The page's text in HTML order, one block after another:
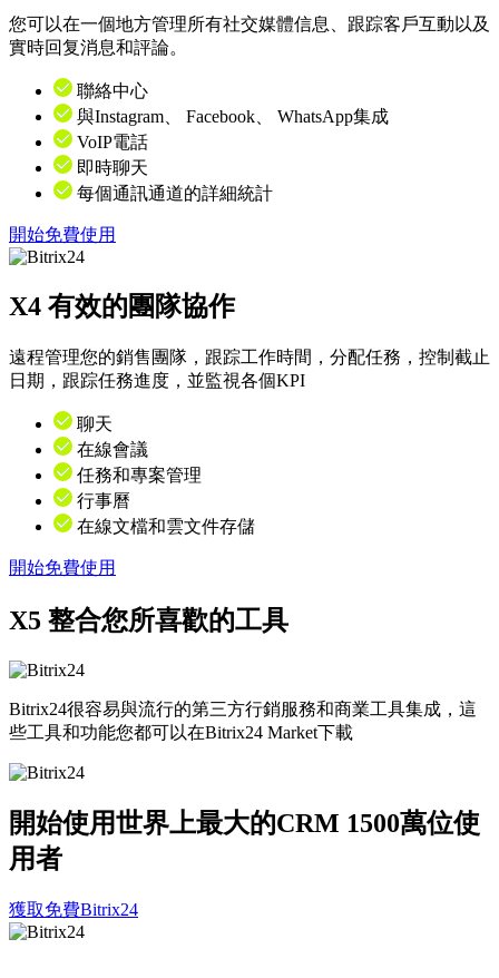
您可以在一個地方管理所有社交媒體信息、跟踪客戶互動以及
實時回复消息和評論。
聯絡中心
與Instagram、 Facebook、 WhatsApp集成
VoIP電話
即時聊天
每個通訊通道的詳細統計
開始免費使用
X4 有效的團隊協作
遠程管理您的銷售團隊，跟踪工作時間，分配任務，控制截止
日期，跟踪任務進度，並監視各個KPI
聊天
在線會議
任務和專案管理
行事曆
在線文檔和雲文件存儲
開始免費使用
X5 整合您所喜歡的工具
Bitrix24很容易與流行的第三方行銷服務和商業工具集成，這
些工具和功能您都可以在Bitrix24 Market下載
開始使用世界上最大的CRM 1500萬位使
用者
獲取免費Bitrix24